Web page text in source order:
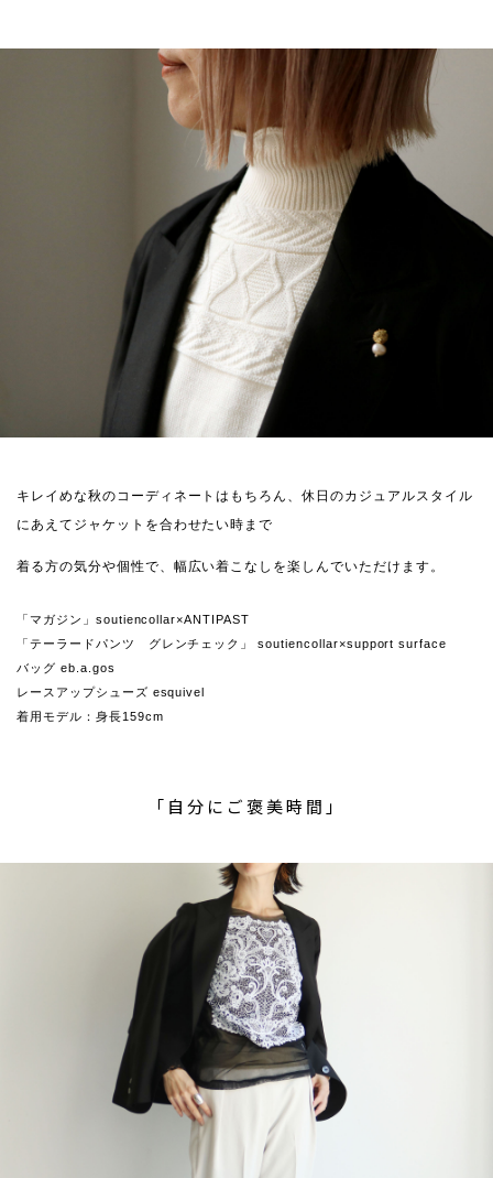
キレイめな秋のコーディネートはもちろん、休日のカジュアルスタイル
にあえてジャケットを合わせたい時まで
着る方の気分や個性で、幅広い着こなしを楽しんでいただけます。
「マガジン」soutiencollar×ANTIPAST
「テーラードパンツ グレンチェック」 soutiencollar×support surface
バッグ eb.a.gos
レースアップシューズ esquivel
着用モデル：身長159cm
「自分にご褒美時間」